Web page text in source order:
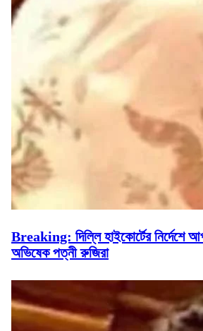
Breaking: দিল্লি হাইকোর্টের নির্দেশে
অভিষেক পত্নী রুজিরা